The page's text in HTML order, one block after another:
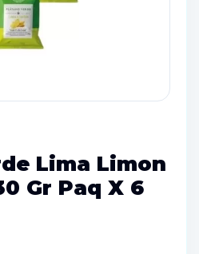
Lima Limon
Gr Paq X 6